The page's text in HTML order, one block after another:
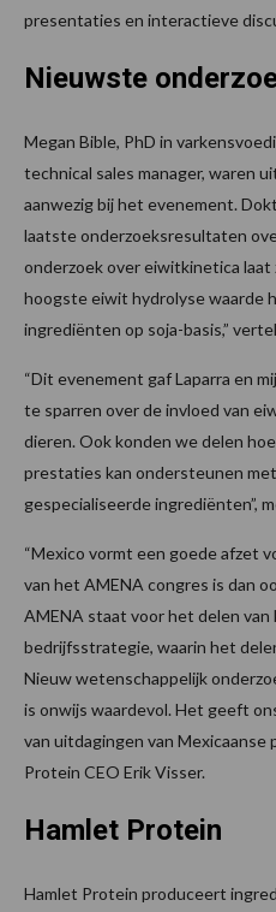
presentaties en interactieve
Nieuwste
Megan Bible, PhD in
technical sales manager, waren
aanwezig bij het evenement.
laatste onderzoeksresultaten
onderzoek over eiwitkinetica
hoogste eiwit hydrolyse waarde
ingrediënten op soja-basis,”
“Dit evenement gaf Laparra en
te sparren over de invloed van
dieren. Ook konden we delen
prestaties kan ondersteunen
gespecialiseerde ingrediënten”,
“Mexico vormt een goede afzet
van het AMENA congres is dan
AMENA staat voor het delen van
bedrijfsstrategie, waarin het
Nieuw wetenschappelijk
is onwijs waardevol. Het geeft
van uitdagingen van Mexicaanse
Protein CEO Erik Visser.
Hamlet Protein
Hamlet Protein produceert